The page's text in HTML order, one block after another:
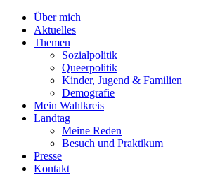
Über mich
Aktuelles
Themen
Sozialpolitik
Queerpolitik
Kinder, Jugend & Familien
Demografie
Mein Wahlkreis
Landtag
Meine Reden
Besuch und Praktikum
Presse
Kontakt